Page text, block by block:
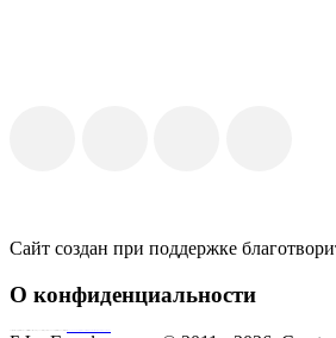
Сайт создан при поддержке
О конфиденциальности